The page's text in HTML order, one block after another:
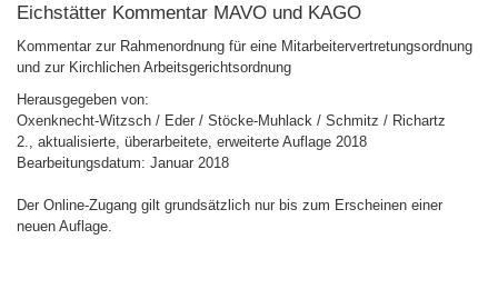
Eichstätter Kommentar MAVO und KAGO
Kommentar zur Rahmenordnung für eine Mitarbeitervertretungsordnung
und zur Kirchlichen Arbeitsgerichtsordnung
Herausgegeben von:
Oxenknecht-Witzsch / Eder / Stöcke-Muhlack / Schmitz / Richartz
2., aktualisierte, überarbeitete, erweiterte Auflage 2018
Bearbeitungsdatum: Januar 2018
Der Online-Zugang gilt grundsätzlich nur bis zum Erscheinen einer
neuen Auflage.